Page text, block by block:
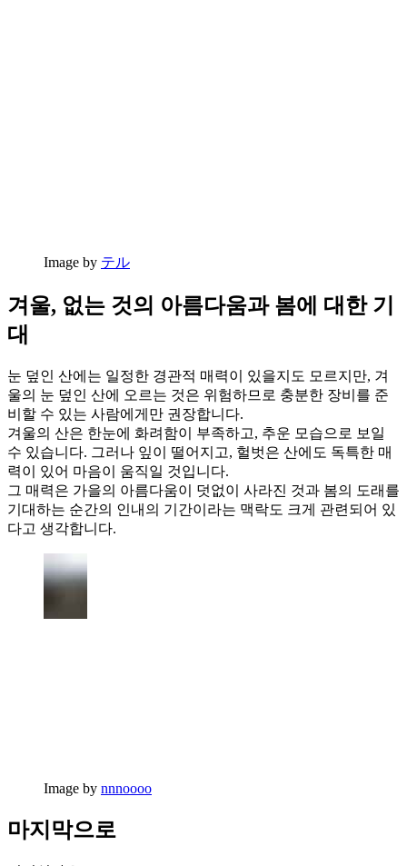
Image by テル
겨울, 없는 것의 아름다움과 봄에 대한 기
대
눈 덮인 산에는 일정한 경관적 매력이 있을지도 모르지만, 겨
울의 눈 덮인 산에 오르는 것은 위험하므로 충분한 장비를 준
비할 수 있는 사람에게만 권장합니다.
겨울의 산은 한눈에 화려함이 부족하고, 추운 모습으로 보일
수 있습니다. 그러나 잎이 떨어지고, 헐벗은 산에도 독특한 매
력이 있어 마음이 움직일 것입니다.
그 매력은 가을의 아름다움이 덧없이 사라진 것과 봄의 도래를
기대하는 순간의 인내의 기간이라는 맥락도 크게 관련되어 있
다고 생각합니다.
Image by nnnoooo
마지막으로